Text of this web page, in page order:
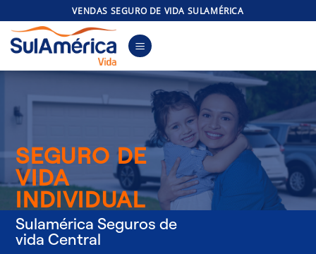
to
content
VENDAS SEGURO DE VIDA SULAMÉRICA
SEGURO DE
VIDA
INDIVIDUAL
Sulamérica Seguros de
vida Central